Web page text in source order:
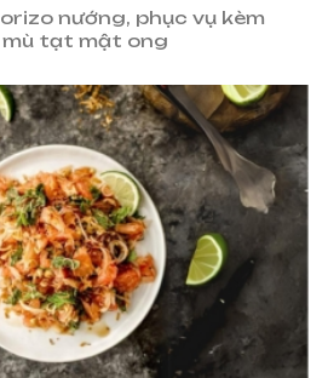
nướng, phục vụ kèm
mù tạt mật ong